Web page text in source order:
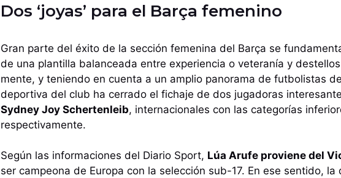
Dos ‘joyas’ para el Barça femenino
Gran parte del éxito de la sección femenina del Barça se
de una plantilla balanceada entre experiencia o veteranía y
mente, y teniendo en cuenta a un amplio panorama de futbolistas
deportiva del club ha cerrado el fichaje de dos jugadoras
Sydney Joy Schertenleib, internacionales con las categorías
respectivamente.
Según las informaciones del Diario Sport, Lúa Arufe proviene del
ser campeona de Europa con la selección sub-17. En ese sentido,